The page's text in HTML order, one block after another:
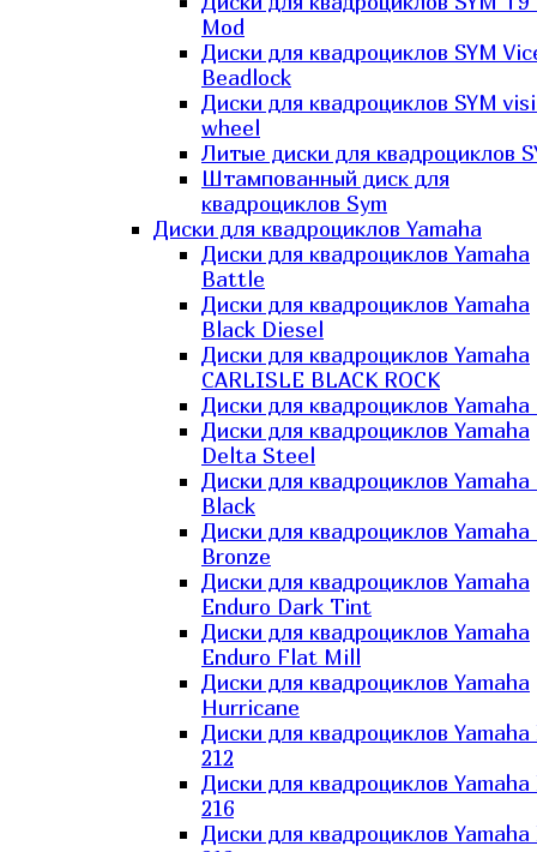
Mod
Диски для квадроциклов SYM
Beadlock
Диски для квадроциклов SYM
wheel
Литые диски для квадроциклов
Штампованный диск для
квадроциклов Sym
Диски для квадроциклов Yamaha
Диски для квадроциклов Yamaha
Battle
Диски для квадроциклов Yamaha
Black Diesel
Диски для квадроциклов Yamaha
CARLISLE BLACK ROCK
Диски для квадроциклов Yamaha
Диски для квадроциклов Yamaha
Delta Steel
Диски для квадроциклов
Black
Диски для квадроциклов
Bronze
Диски для квадроциклов Yamaha
Enduro Dark Tint
Диски для квадроциклов Yamaha
Enduro Flat Mill
Диски для квадроциклов Yamaha
Hurricane
Диски для квадроциклов
212
Диски для квадроциклов
216
Диски для квадроциклов